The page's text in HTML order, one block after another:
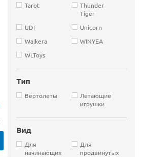
Tarot
Thunder
Tiger
UDI
Unicorn
Walkera
WINYEA
WLToys
Тип
Вертолеты
Летающие
игрушки
Вид
Для
начинающих
Для
продвинутых